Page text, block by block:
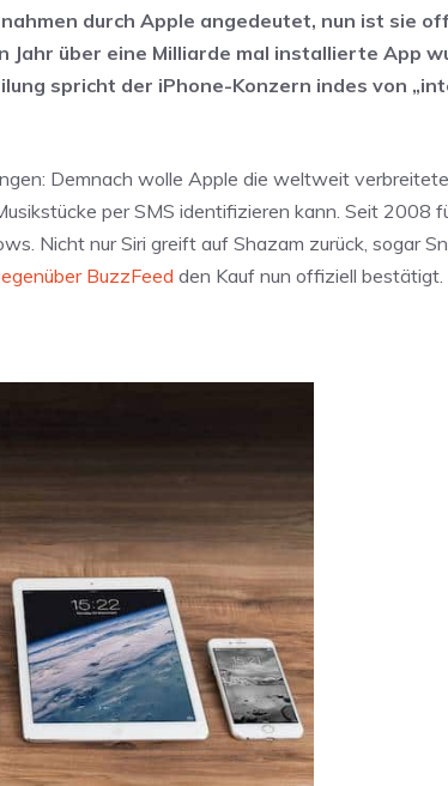
durch Apple angedeutet, nun ist sie
über eine Milliarde mal installierte App
spricht der iPhone-Konzern indes von
Demnach wolle Apple die weltweit verbreitete
per SMS identifizieren kann. Seit 2008
Nicht nur Siri greift auf Shazam zurück, sogar
BuzzFeed den Kauf nun offiziell bestätigt.